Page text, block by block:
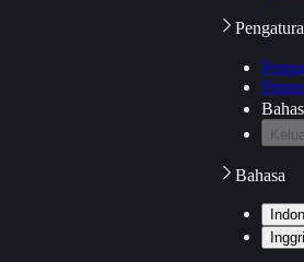
Bahasa